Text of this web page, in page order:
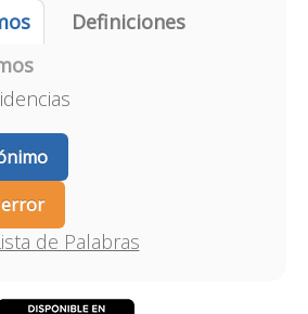
Definiciones
de Palabras